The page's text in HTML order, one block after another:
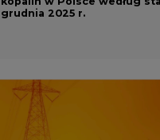
grudnia 2025 r.